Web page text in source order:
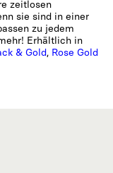
zeitlosen
sie sind in einer
zu jedem
Erhältlich in
& Gold, Rose Gold